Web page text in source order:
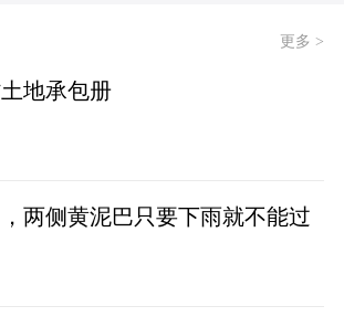
更多 >
地承包册
两侧黄泥巴只要下雨就不能过